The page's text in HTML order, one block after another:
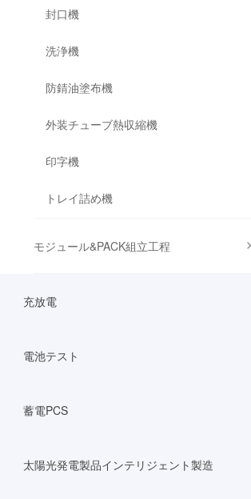
封口機
洗浄機
防錆油塗布機
外装チューブ熱収縮機
印字機
トレイ詰め機
モジュール&PACK組立工程
充放電
電池テスト
蓄電PCS
太陽光発電製品インテリジェント製造